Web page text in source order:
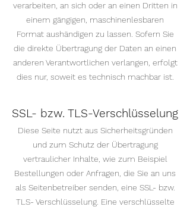
verarbeiten, an sich oder an einen Dritten in
einem gängigen, maschinenlesbaren
Format aushändigen zu lassen. Sofern Sie
die direkte Übertragung der Daten an einen
anderen Verantwortlichen verlangen, erfolgt
dies nur, soweit es technisch machbar ist.
SSL- bzw. TLS-Verschlüsselung
Diese Seite nutzt aus Sicherheitsgründen
und zum Schutz der Übertragung
vertraulicher Inhalte, wie zum Beispiel
Bestellungen oder Anfragen, die Sie an uns
als Seitenbetreiber senden, eine SSL- bzw.
TLS- Verschlüsselung. Eine verschlüsselte